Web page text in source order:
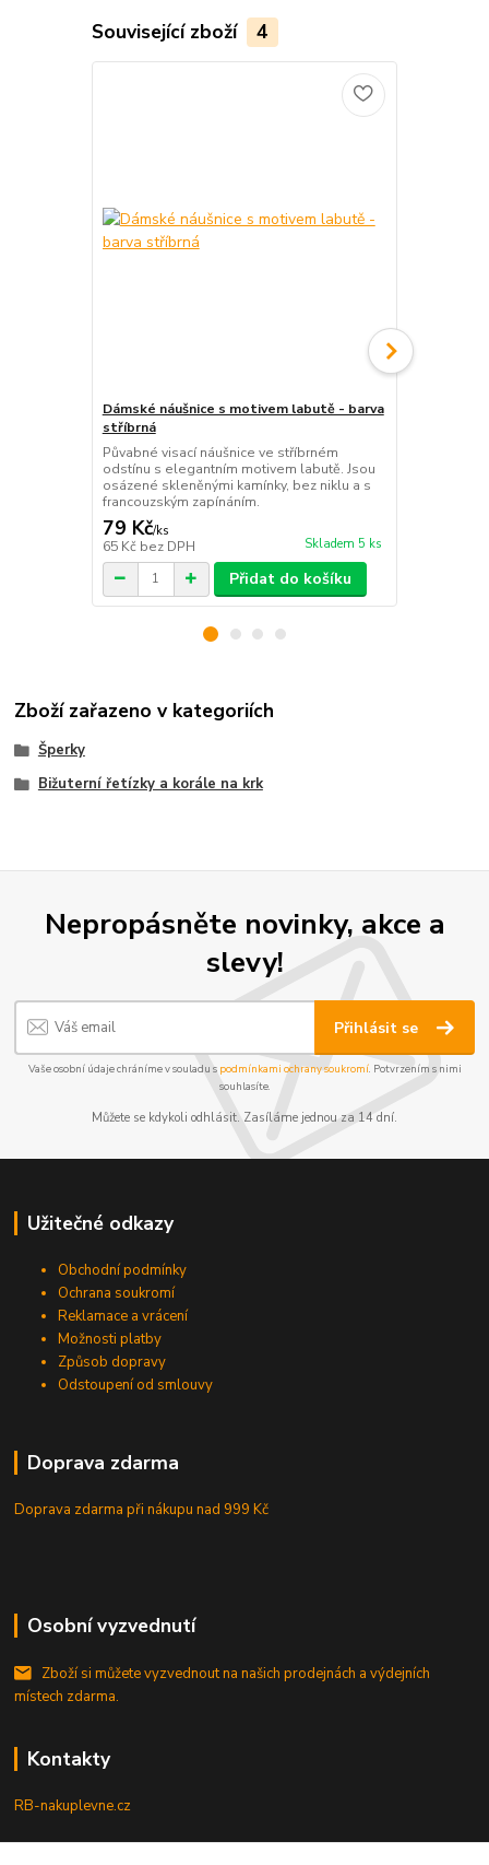
Související zboží 4
Dámské náušnice s motivem labutě - barva
stříbrná
Půvabné visací náušnice ve stříbrném
odstínu s elegantním motivem labutě. Jsou
osázené skleněnými kamínky, bez niklu a s
francouzským zapínáním.
79 Kč/ks
65 Kč bez DPH Skladem 5 ks
Přidat do košíku
Zboží zařazeno v kategoriích
Šperky
Bižuterní řetízky a korále na krk
Nepropásněte novinky, akce a
slevy!
Přihlásit se
Vaše osobní údaje chráníme v souladu s podmínkami ochrany soukromí. Potvrzením s nimi
souhlasíte.
Můžete se kdykoli odhlásit. Zasíláme jednou za 14 dní.
Užitečné odkazy
Obchodní podmínky
Ochrana soukromí
Reklamace a vrácení
Možnosti platby
Způsob dopravy
Odstoupení od smlouvy
Doprava zdarma
Doprava zdarma při nákupunad 999 Kč
Osobní vyzvednutí
Zboží si můžete vyzvednout na našich prodejnách a výdejních
místech zdarma.
Kontakty
RB-nakuplevne.cz